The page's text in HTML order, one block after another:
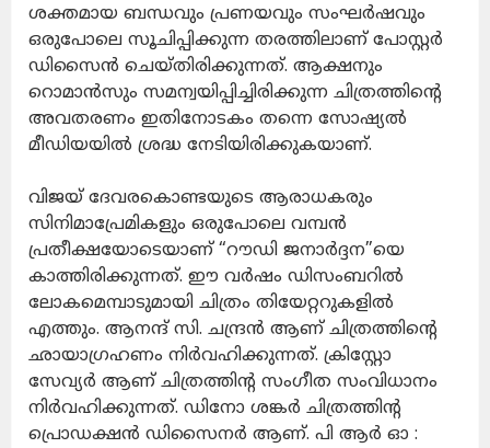
ശക്തമായ ബന്ധവും പ്രണയവും സംഘർഷവും
ഒരുപോലെ സൂചിപ്പിക്കുന്ന തരത്തിലാണ് പോസ്റ്റർ
ഡിസൈൻ ചെയ്തിരിക്കുന്നത്. ആക്ഷനും
റൊമാൻസും സമന്വയിപ്പിച്ചിരിക്കുന്ന ചിത്രത്തിന്റെ
അവതരണം ഇതിനോടകം തന്നെ സോഷ്യൽ
മീഡിയയിൽ ശ്രദ്ധ നേടിയിരിക്കുകയാണ്.
വിജയ് ദേവരകൊണ്ടയുടെ ആരാധകരും
സിനിമാപ്രേമികളും ഒരുപോലെ വമ്പൻ
പ്രതീക്ഷയോടെയാണ് “റൗഡി ജനാർദ്ദന”യെ
കാത്തിരിക്കുന്നത്. ഈ വർഷം ഡിസംബറിൽ
ലോകമെമ്പാടുമായി ചിത്രം തിയേറ്ററുകളിൽ
എത്തും. ആനന്ദ് സി. ചന്ദ്രൻ ആണ് ചിത്രത്തിന്റെ
ഛായാഗ്രഹണം നിർവഹിക്കുന്നത്. ക്രിസ്റ്റോ
സേവ്യർ ആണ് ചിത്രത്തിന്റ സംഗീത സംവിധാനം
നിർവഹിക്കുന്നത്. ഡിനോ ശങ്കർ ചിത്രത്തിന്റ
പ്രൊഡക്ഷൻ ഡിസൈനർ ആണ്. പി ആർ ഓ :